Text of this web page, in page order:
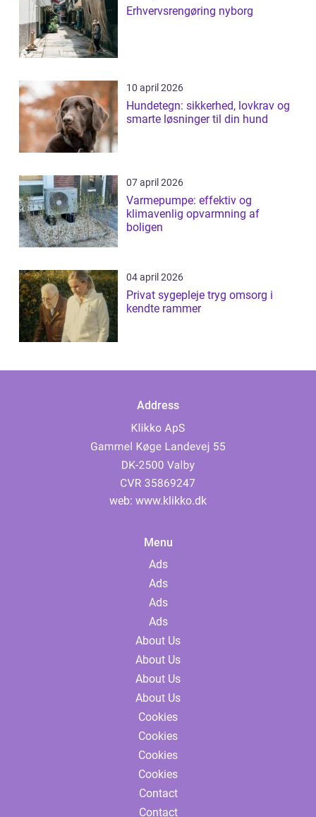
Erhvervsrengøring nyborg
10 april 2026
Hundetegn: sikkerhed, lovkrav og
smarte løsninger til din hund
07 april 2026
Varmepumpe: effektiv og
klimavenlig opvarmning af
boligen
04 april 2026
Privat sygepleje tryg omsorg i
kendte rammer
Address
web: www.klikko.dk
Menu
Ads
Ads
Ads
Ads
About Us
About Us
About Us
About Us
Cookies
Cookies
Cookies
Cookies
Contact
Contact